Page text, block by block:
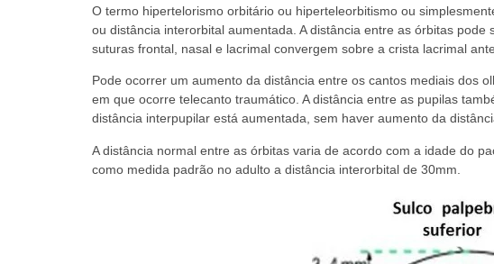
O termo hipertelorismo orbitário ou hiperteleorbitismo ou
ou distância interorbital aumentada. A distância entre as órbitas
suturas frontal, nasal e lacrimal convergem sobre a crista lacrimal
Pode ocorrer um aumento da distância entre os cantos mediais dos
em que ocorre telecanto traumático. A distância entre as pupilas
distância interpupilar está aumentada, sem haver aumento da
A distância normal entre as órbitas varia de acordo com a idade do
como medida padrão no adulto a distância interorbital de 30mm.